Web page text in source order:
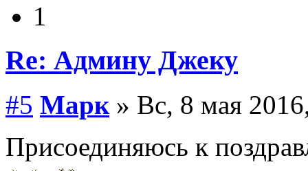
1
Re: Админу Джеку
#5 Марк» Вс, 8 мая
Присоединяюсь к